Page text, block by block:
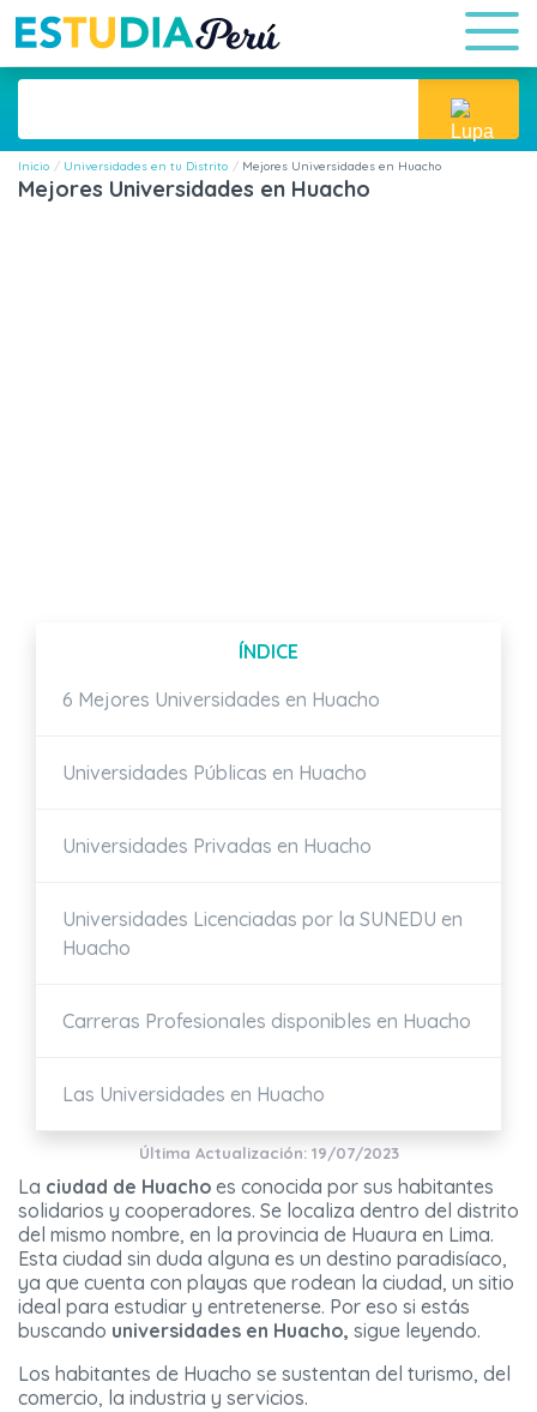
Inicio Universidades en tu Distrito Mejores Universidades en Huacho
Mejores Universidades en Huacho
ÍNDICE
6 Mejores Universidades en Huacho
Universidades Públicas en Huacho
Universidades Privadas en Huacho
Universidades Licenciadas por la SUNEDU en
Huacho
Carreras Profesionales disponibles en Huacho
Las Universidades en Huacho
Última Actualización: 19/07/2023
La ciudad de Huacho es conocida por sus habitantes
solidarios y cooperadores. Se localiza dentro del distrito
del mismo nombre, en la provincia de Huaura en Lima.
Esta ciudad sin duda alguna es un destino paradisíaco,
ya que cuenta con playas que rodean la ciudad, un sitio
ideal para estudiar y entretenerse. Por eso si estás
buscando universidades en Huacho, sigue leyendo.
Los habitantes de Huacho se sustentan del turismo, del
comercio, la industria y servicios.